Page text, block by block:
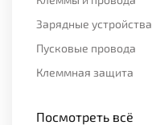
Зарядные устройства
Пусковые провода
Клеммная защита
Посмотреть всё